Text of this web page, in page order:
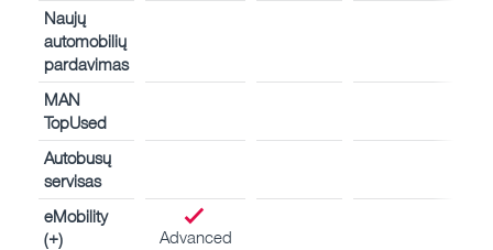
Naujų
automobilių
pardavimas
MAN
TopUsed
Autobusų
servisas
eMobility
(+)
Advanced